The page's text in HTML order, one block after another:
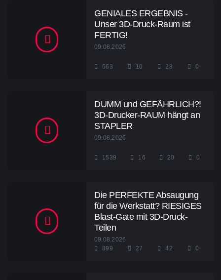
GENIALES ERGEBNIS -
Unser 3D-Druck-Raum ist
FERTIG!
09.08.2026
663 10 28 0
DUMM und GEFÄHRLICH?!
3D-Drucker-RAUM hängt an
STAPLER
09.08.2026
1539 16 20 0
Die PERFEKTE Absaugung
für die Werkstatt? RIESIGES
Blast-Gate mit 3D-Druck-
Teilen
09.08.2026
899
27 42 0